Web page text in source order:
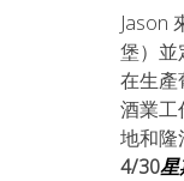
Jason
堡）並
在生產
酒業工
地和隆
4/30星